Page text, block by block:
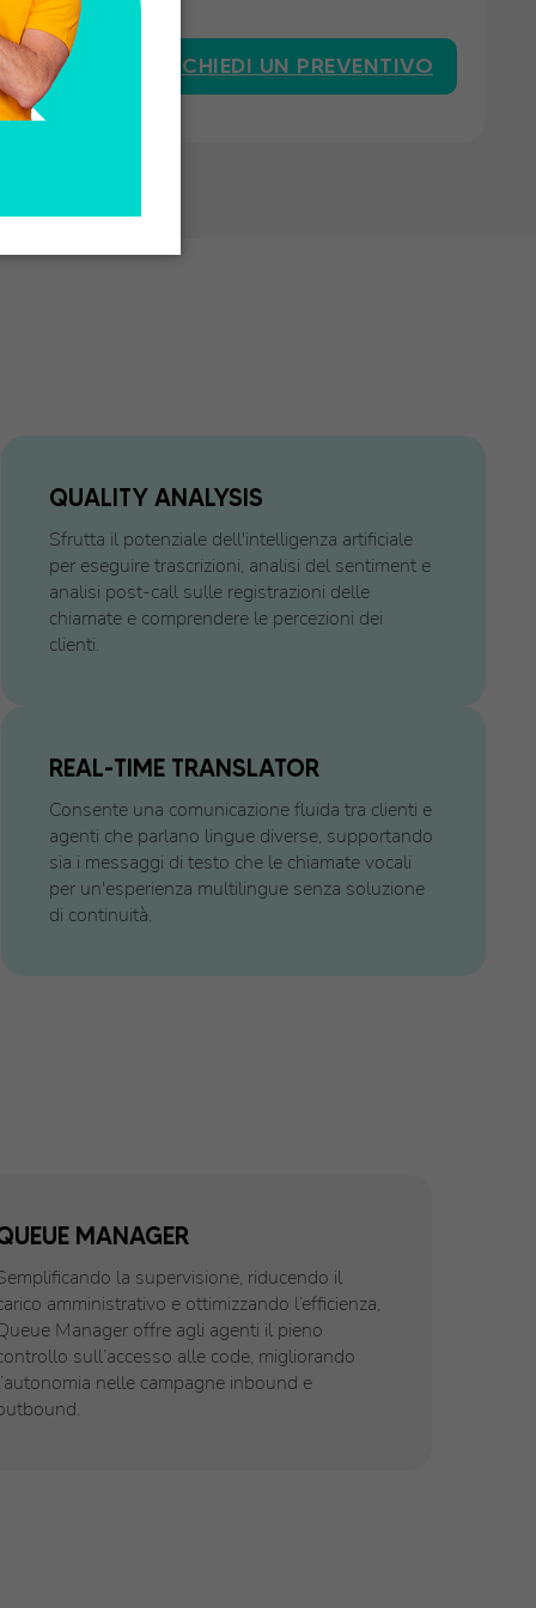
RICHIEDI UN PREVENTIVO
QUALITY ANALYSIS
Sfrutta il potenziale dell'intelligenza artificiale
per eseguire trascrizioni, analisi del sentiment e
analisi post-call sulle registrazioni delle
chiamate e comprendere le percezioni dei
clienti.
REAL-TIME TRANSLATOR
Consente una comunicazione fluida tra clienti e
agenti che parlano lingue diverse, supportando
sia i messaggi di testo che le chiamate vocali
per un'esperienza multilingue senza soluzione
di continuità.
MANAGER
la supervisione, riducendo il
amministrativo e ottimizzando l’efficienza,
Manager offre agli agenti il pieno
sull’accesso alle code, migliorando
nelle campagne inbound e